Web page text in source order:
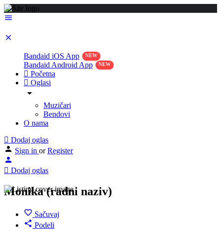
Bandaid iOS App
Bandaid Android App
Početna
Oglasi
Muzičari
Bendovi
O nama
Dodaj oglas
Sign in or Register
Dodaj oglas
Monika (radni naziv)
Sačuvaj
Podeli